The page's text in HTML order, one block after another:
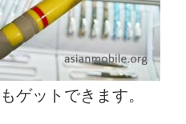
ゲットできます。